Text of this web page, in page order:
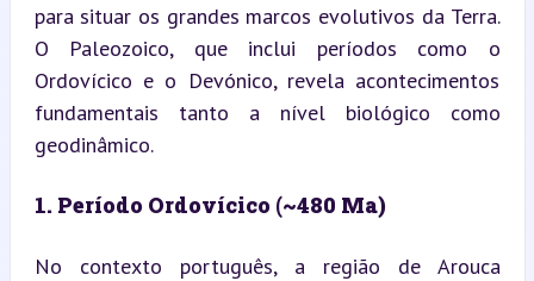
para situar os grandes marcos evolutivos da Terra.
O Paleozoico, que inclui períodos como o
Ordovícico e o Devónico, revela acontecimentos
fundamentais tanto a nível biológico como
geodinâmico.
1. Período Ordovícico (~480 Ma)
No contexto português, a região de Arouca